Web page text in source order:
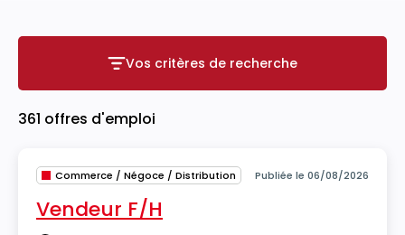
Vos critères de recherche
Vos critères de recherche
361 offres d'emploi
Commerce / Négoce / Distribution Publiée le 06/08/2026
Vendeur F/H